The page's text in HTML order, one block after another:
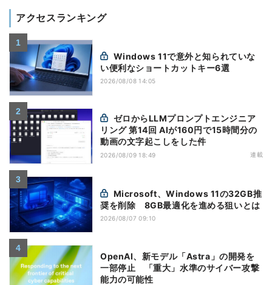
アクセスランキング
い便利なショートカットキー6選
2026/08/08 14:05
リング 第14回 AIが160円で15時間分の
動画の文字起こしをした件
2026/08/09 18:49 連載
奨を削除 8GB最適化を進める狙いとは
2026/08/07 09:10
OpenAI、新モデル「Astra」の開発を
一部停止 「重大」水準のサイバー攻撃
能力の可能性